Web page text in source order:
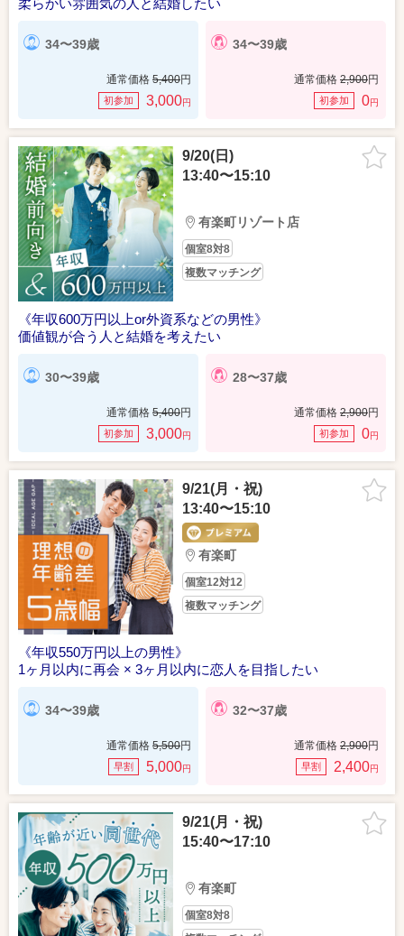
柔らかい雰囲気の人と結婚したい
34〜39歳
通常価格 5,400円
初参加 3,000円
34〜39歳
通常価格 2,900円
初参加 0円
9/20(日)
13:40〜15:10
有楽町リゾート店
個室8対8
複数マッチング
《年収600万円以上or外資系などの男性》
価値観が合う人と結婚を考えたい
30〜39歳
通常価格 5,400円
初参加 3,000円
28〜37歳
通常価格 2,900円
初参加 0円
9/21(月・祝)
13:40〜15:10
有楽町
個室12対12
複数マッチング
《年収550万円以上の男性》
1ヶ月以内に再会 × 3ヶ月以内に恋人を目指したい
34〜39歳
通常価格 5,500円
早割 5,000円
32〜37歳
通常価格 2,900円
早割 2,400円
9/21(月・祝)
15:40〜17:10
有楽町
個室8対8